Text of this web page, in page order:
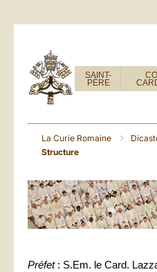
SAINT-
PÈRE
La Curie Romaine
Structure
Préfet : S.Em. le Card.